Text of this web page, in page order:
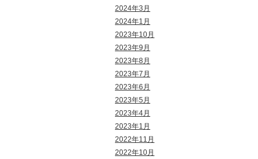
2024年3月
2024年1月
2023年10月
2023年9月
2023年8月
2023年7月
2023年6月
2023年5月
2023年4月
2023年1月
2022年11月
2022年10月